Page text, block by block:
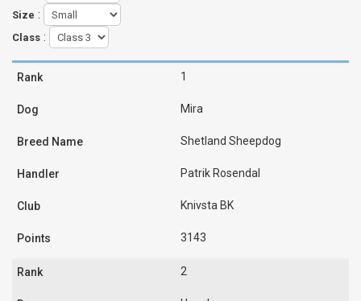
Size :
Class :
1
Mira
Shetland Sheepdog
Patrik Rosendal
Knivsta BK
3143
2